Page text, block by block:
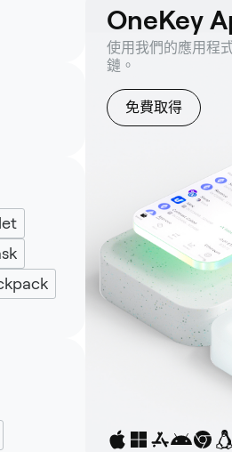
OneKey
使用我們的應用程
鏈。
免費取得